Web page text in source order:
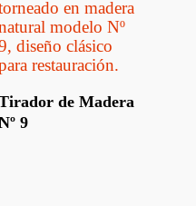
Leer Más
de Madera
9